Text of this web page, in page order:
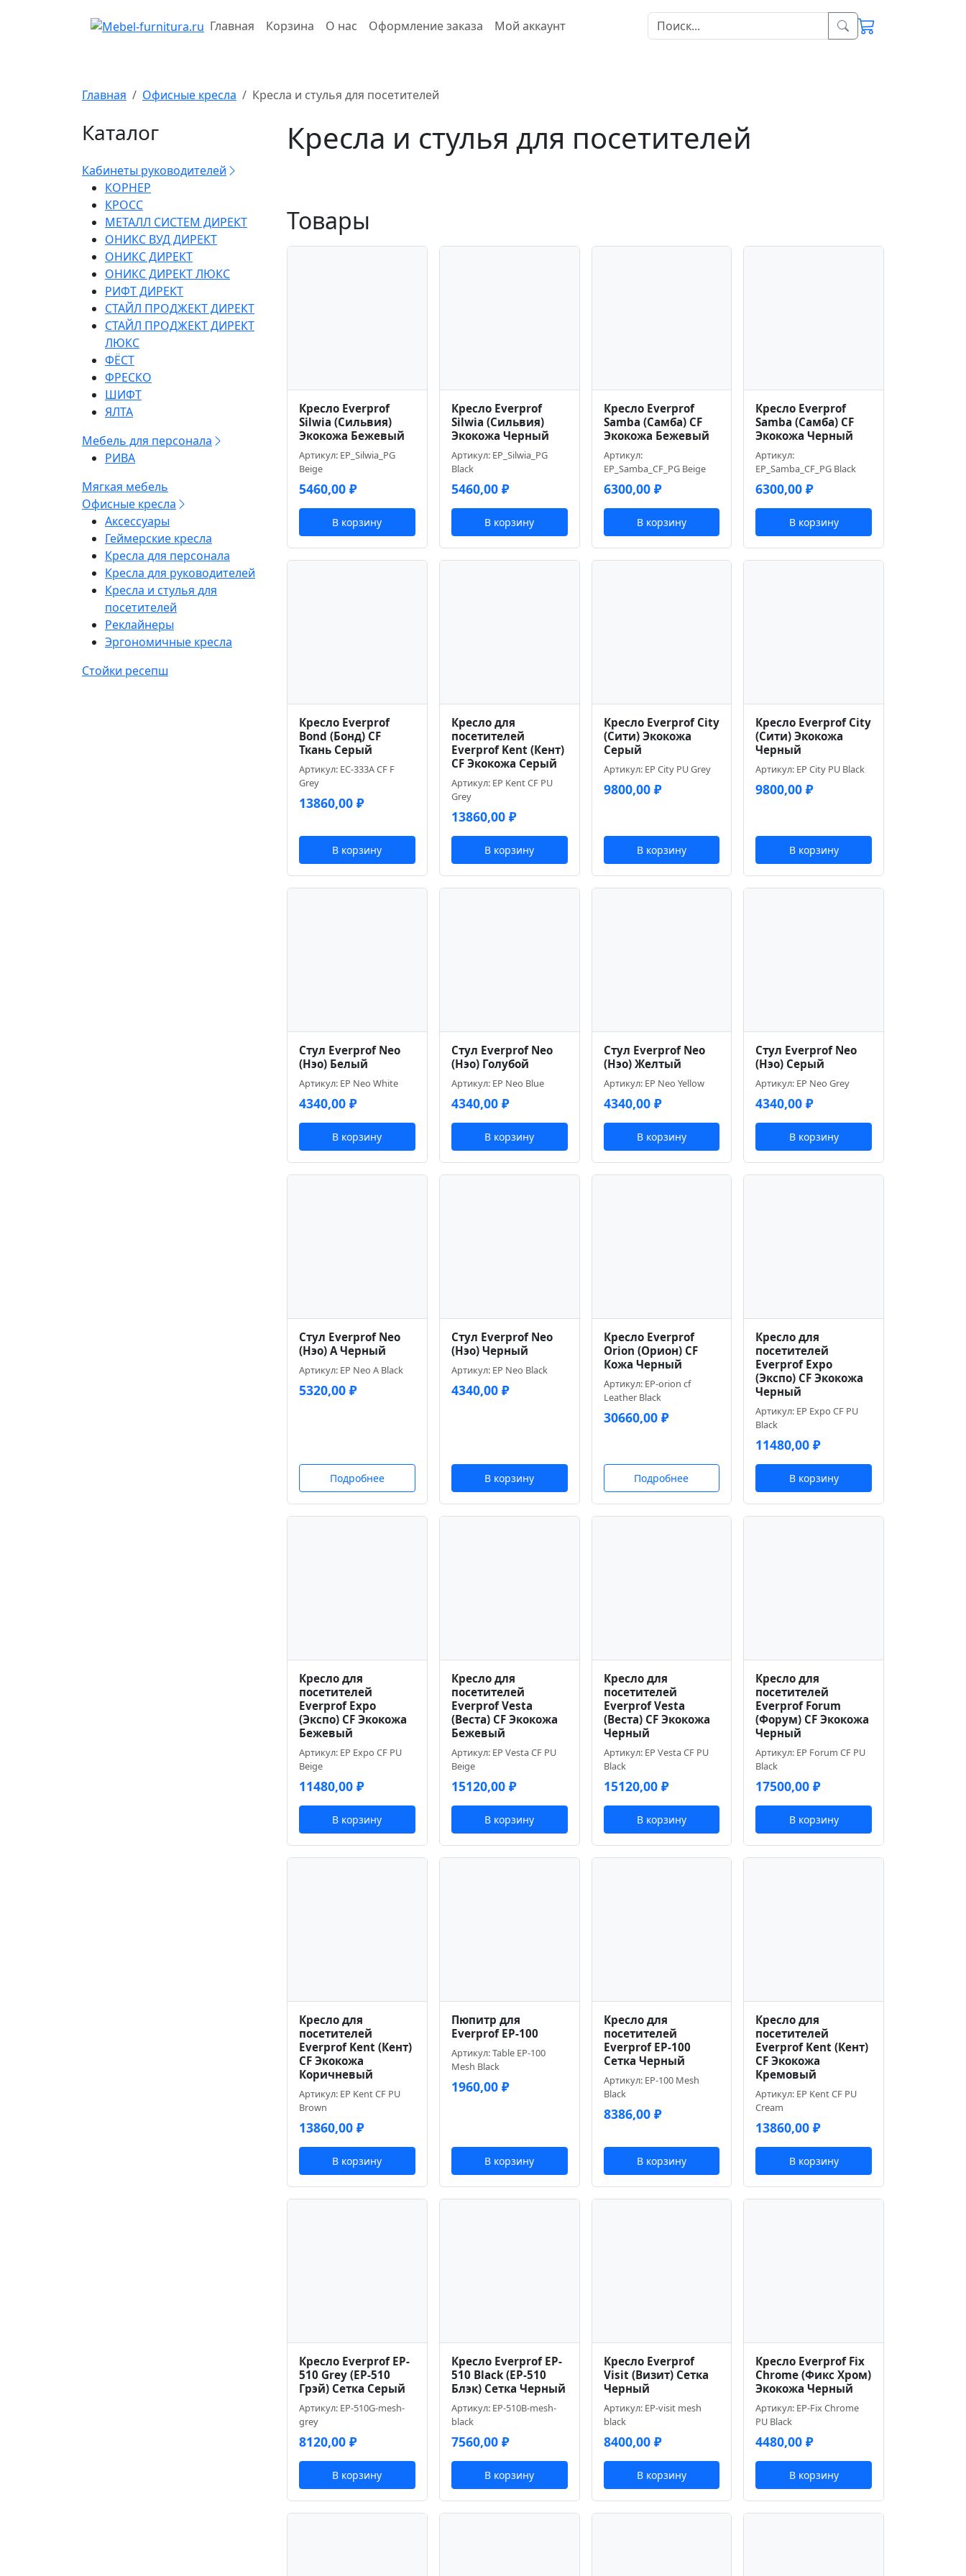
Главная Корзина О нас Оформление заказа Мой аккаунт
Главная Офисные кресла Кресла и стулья для посетителей
Каталог
Кабинеты руководителей
КОРНЕР
КРОСС
МЕТАЛЛ СИСТЕМ ДИРЕКТ
ОНИКС ВУД ДИРЕКТ
ОНИКС ДИРЕКТ
ОНИКС ДИРЕКТ ЛЮКС
РИФТ ДИРЕКТ
СТАЙЛ ПРОДЖЕКТ ДИРЕКТ
СТАЙЛ ПРОДЖЕКТ ДИРЕКТ
ЛЮКС
ФЁСТ
ФРЕСКО
ШИФТ
ЯЛТА
Мебель для персонала
РИВА
Мягкая мебель
Офисные кресла
Аксессуары
Геймерские кресла
Кресла для персонала
Кресла для руководителей
Кресла и стулья для
посетителей
Реклайнеры
Эргономичные кресла
Стойки ресепш
Кресла и стулья для посетителей
Товары
Кресло Everprof
Silwia (Сильвия)
Экокожа Бежевый
Артикул: EP_Silwia_PG
Beige
5460,00 ₽
В корзину
Кресло Everprof
Silwia (Сильвия)
Экокожа Черный
Артикул: EP_Silwia_PG
Black
5460,00 ₽
В корзину
Кресло Everprof
Samba (Самба) CF
Экокожа Бежевый
Артикул:
EP_Samba_CF_PG Beige
6300,00 ₽
В корзину
Кресло Everprof
Samba (Самба) CF
Экокожа Черный
Артикул:
EP_Samba_CF_PG Black
6300,00₽
В корзину
Кресло Everprof
Bond (Бонд) CF
Ткань Серый
Артикул: EC-333A CF F
Grey
13860,00 ₽
В корзину
Кресло для
посетителей
Everprof Kent (Кент)
CF Экокожа Серый
Артикул: EP Kent CF PU
Grey
13860,00 ₽
В корзину
Кресло Everprof City
(Сити) Экокожа
Серый
Артикул: EP City PU Grey
9800,00 ₽
В корзину
Кресло Everprof City
(Сити) Экокожа
Черный
Артикул: EP City PU Black
9800,00₽
В корзину
Стул Everprof Neo
(Нэо) Белый
Артикул: EP Neo White
4340,00 ₽
В корзину
Стул Everprof Neo
(Нэо) Голубой
Артикул: EP Neo Blue
4340,00 ₽
В корзину
Стул Everprof Neo
(Нэо) Желтый
Артикул: EP Neo Yellow
4340,00 ₽
В корзину
Стул Everprof Neo
(Нэо) Серый
Артикул: EP Neo Grey
4340,00₽
В корзину
Стул Everprof Neo
(Нэо) A Черный
Артикул: EP Neo A Black
5320,00 ₽
Подробнее
Стул Everprof Neo
(Нэо) Черный
Артикул: EP Neo Black
4340,00 ₽
В корзину
Кресло Everprof
Orion (Орион) CF
Кожа Черный
Артикул: EP-orion cf
Leather Black
30660,00 ₽
Подробнее
Кресло для
посетителей
Everprof Expo
(Экспо) CF Экокожа
Черный
Артикул: EP Expo CF PU
Black
11480,00₽
В корзину
Кресло для
посетителей
Everprof Expo
(Экспо) CF Экокожа
Бежевый
Артикул: EP Expo CF PU
Beige
11480,00 ₽
В корзину
Кресло для
посетителей
Everprof Vesta
(Веста) CF Экокожа
Бежевый
Артикул: EP Vesta CF PU
Beige
15120,00 ₽
В корзину
Кресло для
посетителей
Everprof Vesta
(Веста) CF Экокожа
Черный
Артикул: EP Vesta CF PU
Black
15120,00 ₽
В корзину
Кресло для
посетителей
Everprof Forum
(Форум) CF Экокожа
Черный
Артикул: EP Forum CF PU
Black
17500,00₽
В корзину
Кресло для
посетителей
Everprof Kent (Кент)
CF Экокожа
Коричневый
Артикул: EP Kent CF PU
Brown
13860,00 ₽
В корзину
Пюпитр для
Everprof EP-100
Артикул: Table EP-100
Mesh Black
1960,00 ₽
В корзину
Кресло для
посетителей
Everprof EP-100
Сетка Черный
Артикул: EP-100 Mesh
Black
8386,00 ₽
В корзину
Кресло для
посетителей
Everprof Kent (Кент)
CF Экокожа
Кремовый
Артикул: EP Kent CF PU
Cream
13860,00₽
В корзину
Кресло Everprof EP-
510 Grey (EP-510
Грэй) Сетка Серый
Артикул: EP-510G-mesh-
grey
8120,00 ₽
В корзину
Кресло Everprof EP-
510 Black (EP-510
Блэк) Сетка Черный
Артикул: EP-510B-mesh-
black
7560,00 ₽
В корзину
Кресло Everprof
Visit (Визит) Сетка
Черный
Артикул: EP-visit mesh
black
8400,00 ₽
В корзину
Кресло Everprof Fix
Chrome (Фикс Хром)
Экокожа Черный
Артикул: EP-Fix Chrome
PU Black
4480,00₽
В корзину